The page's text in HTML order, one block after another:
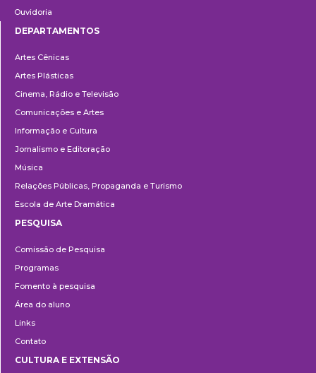
Ouvidoria
DEPARTAMENTOS
Artes Cênicas
Artes Plásticas
Cinema, Rádio e Televisão
Comunicações e Artes
Informação e Cultura
Jornalismo e Editoração
Música
Relações Públicas, Propaganda e Turismo
Escola de Arte Dramática
PESQUISA
Comissão de Pesquisa
Programas
Fomento à pesquisa
Área do aluno
Links
Contato
CULTURA E EXTENSÃO